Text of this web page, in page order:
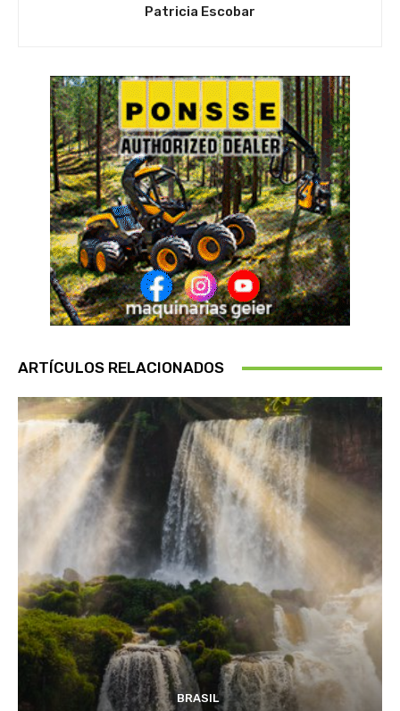
Patricia Escobar
ARTÍCULOS RELACIONADOS
BRASIL